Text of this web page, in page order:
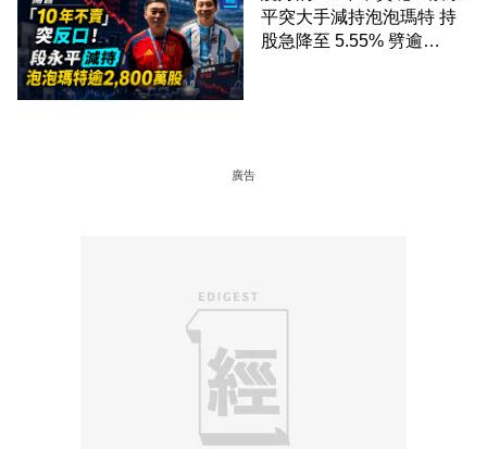
平突大手減持泡泡瑪特 持
股急降至 5.55% 劈逾
廣告